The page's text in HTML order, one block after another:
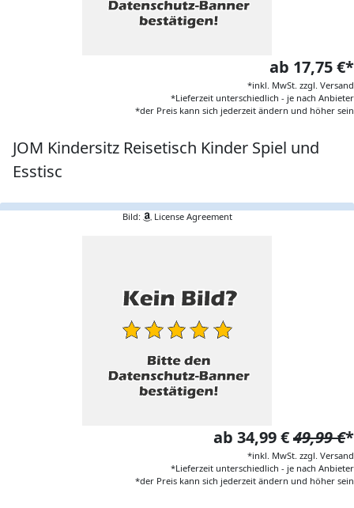
ab 17,75 €*
*inkl. MwSt. zzgl. Versand
*Lieferzeit unterschiedlich - je nach Anbieter
*der Preis kann sich jederzeit ändern und höher sein
JOM Kindersitz Reisetisch Kinder Spiel und
Esstisc
Bild: License Agreement
ab 34,99 €49,99 €*
*inkl. MwSt. zzgl. Versand
*Lieferzeit unterschiedlich - je nach Anbieter
*der Preis kann sich jederzeit ändern und höher sein